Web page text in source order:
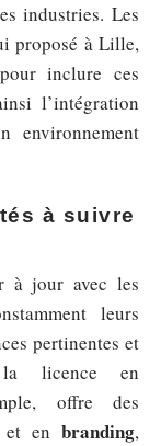
industries. Les
proposé à Lille,
inclure ces
l’intégration
environnement
à suivre
jour avec les
leurs
pertinentes et
la licence en
offre des
enbranding,